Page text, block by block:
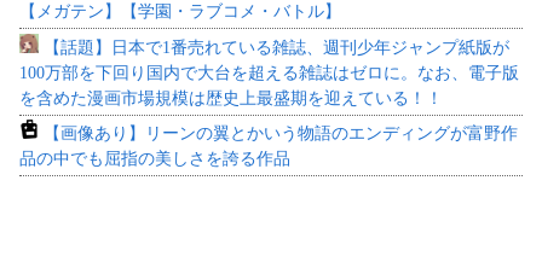
【メガテン】【学園・ラブコメ・バトル】
【話題】日本で1番売れている雑誌、週刊少年ジャンプ紙版が
100万部を下回り国内で大台を超える雑誌はゼロに。なお、電子版
を含めた漫画市場規模は歴史上最盛期を迎えている！！
【画像あり】リーンの翼とかいう物語のエンディングが富野作
品の中でも屈指の美しさを誇る作品